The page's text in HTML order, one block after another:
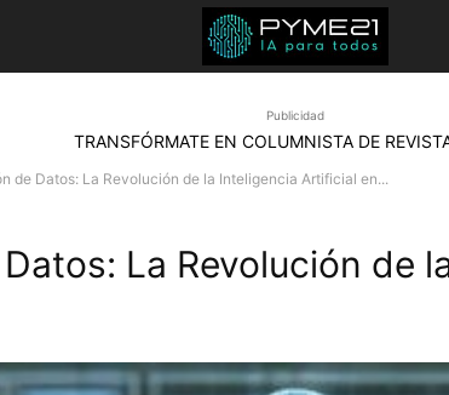
Publicidad
TRANSFÓRMATE EN COLUMNISTA DE
de Datos: La Revolución de la Inteligencia Artificial en...
La Revolución de